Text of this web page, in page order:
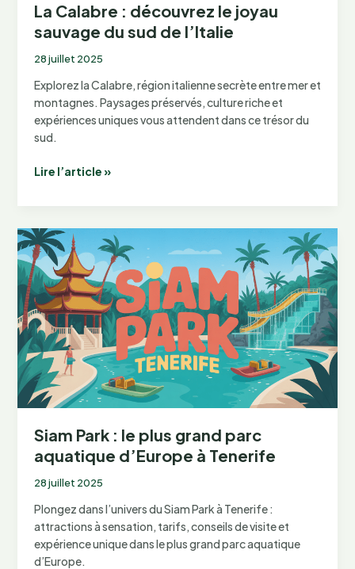
La Calabre : découvrez le joyau
sauvage du sud de l’Italie
28 juillet 2025
Explorez la Calabre, région italienne secrète entre mer et
montagnes. Paysages préservés, culture riche et
expériences uniques vous attendent dans ce trésor du
sud.
La
le
joyau
sauvage
du
sud
de
l’Italie
Lire l’article »
Siam Park : le plus grand parc
aquatique d’Europe à Tenerife
28 juillet 2025
Plongez dans l’univers du Siam Park à Tenerife :
attractions à sensation, tarifs, conseils de visite et
expérience unique dans le plus grand parc aquatique
d’Europe.